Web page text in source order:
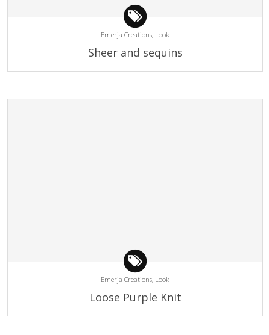
Emerja Creations, Look
Sheer and sequins
Emerja Creations, Look
Loose Purple Knit